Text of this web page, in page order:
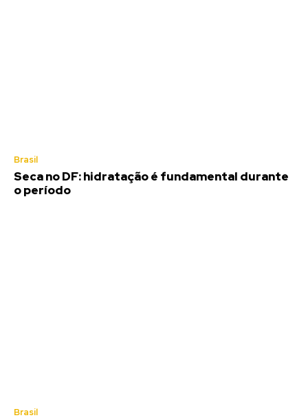
Brasil
Seca no DF: hidratação é fundamental durante
o período
Brasil